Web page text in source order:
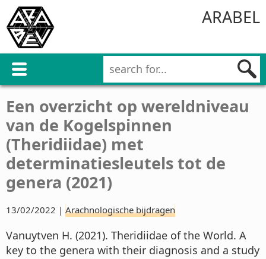
ARABEL
Een overzicht op wereldniveau
van de Kogelspinnen
(Theridiidae) met
determinatiesleutels tot de
genera (2021)
13/02/2022 | Arachnologische bijdragen
Vanuytven H. (2021). Theridiidae of the World. A
key to the genera with their diagnosis and a study